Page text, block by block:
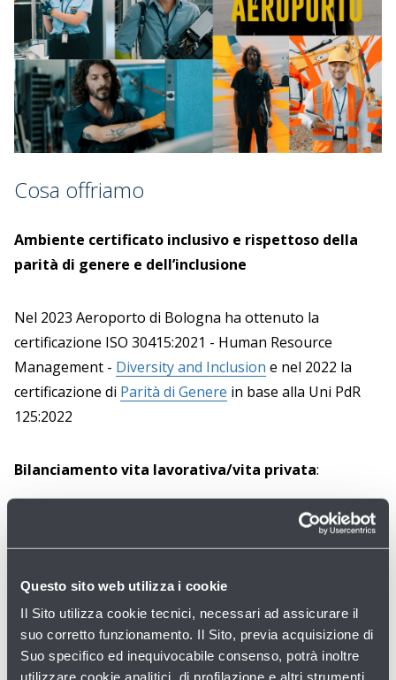
Questo sito web utilizza i cookie
Il Sito utilizza cookie tecnici, necessari ad assicurare il
suo corretto funzionamento. Il Sito, previa acquisizione di
Suo specifico ed inequivocabile consenso, potrà inoltre
utilizzare cookie analitici, di profilazione e altri strumenti
Cosa offriamo
Ambiente certificato inclusivo e rispettoso della
parità di genere e dell’inclusione
Nel 2023 Aeroporto di Bologna ha ottenuto la
certificazione ISO 30415:2021 - Human Resource
Management - Diversity and Inclusion e nel 2022 la
certificazione di Parità di Genere in base alla Uni PdR
125:2022
Bilanciamento vita lavorativa/vita privata:
Lavoro agile, fino a due giorni alla settimana e
riconoscimento di permessi retribuiti per visite
mediche specialistiche riservati al personale turnista.
Progetti di Mobilità sostenibile